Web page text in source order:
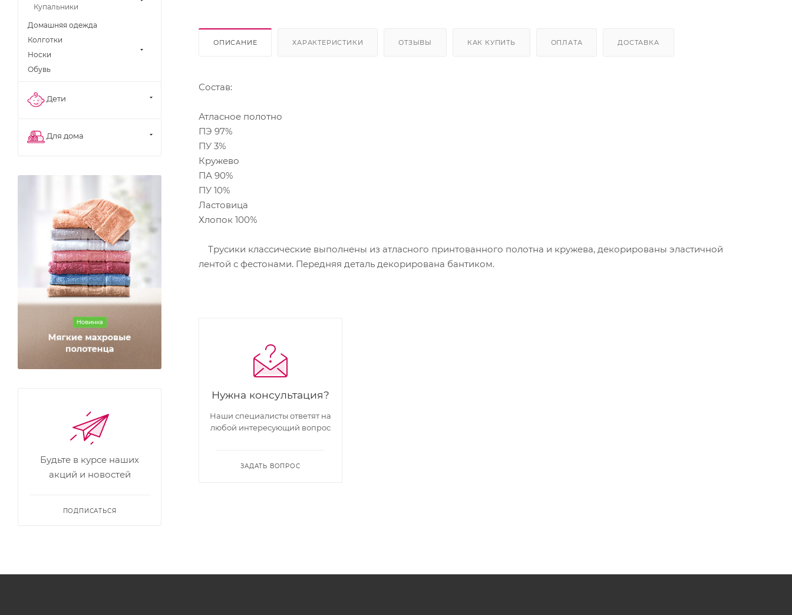
ОПИСАНИЕ ХАРАКТЕРИСТИКИ ОТЗЫВЫ КАК КУПИТЬ ОПЛАТА ДОСТАВКА
Состав:
Атласное полотно
ПЭ 97%
ПУ 3%
Кружево
ПА 90%
ПУ 10%
Ластовица
Хлопок 100%
Трусики классические выполнены из атласного принтованного полотна и кружева, декорированы эластичной
лентой с фестонами. Передняя деталь декорирована бантиком.
Нужна консультация?
Наши специалисты ответят на
любой интересующий вопрос
ЗАДАТЬ ВОПРОС
Купальники
Домашняя одежда
Колготки
Носки
Обувь
Дети
Для дома
Будьте в курсе наших
акций и новостей
ПОДПИСАТЬСЯ